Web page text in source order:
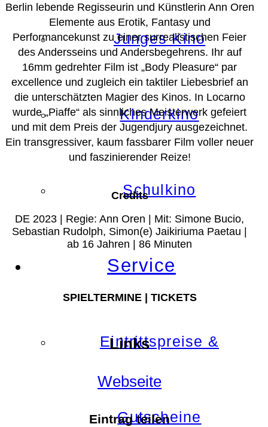
Junges Kino
Kinderkino
Schulkino
Service
Eintrittspreise &
Gutscheine
Berlin lebende Regisseurin und Künstlerin Ann Oren
Elemente aus Erotik, Fantasy und
Performancekunst zu einer surrealistischen Feier
des Andersseins und Andersbegehrens. Ihr auf
16mm gedrehter Film ist „Body Pleasure“ par
excellence und zugleich ein taktiler Liebesbrief an
die unterschätzten Magier des Kinos. In Locarno
wurde „Piaffe“ als sinnliches Meisterwerk gefeiert
und mit dem Preis der Jugendjury ausgezeichnet.
Ein transgressiver, kaum fassbarer Film voller neuer
und faszinierender Reize!
Credits
DE 2023 | Regie: Ann Oren | Mit: Simone Bucio,
Sebastian Rudolph, Simon(e) Jaikiriuma Paetau |
ab 16 Jahren | 86 Minuten
SPIELTERMINE | TICKETS
Links
Webseite
Eintrag teilen